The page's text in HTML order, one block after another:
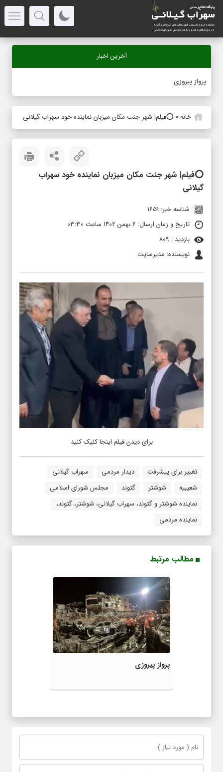
آخرین اخبار
-
خانه» ⭕️فیلم| شهر جنت مکان میزبان نماینده خود سهراب گیلانی
⭕️فیلم| شهر جنت مکان میزبان نماینده خود سهراب
گیلانی
شناسه خبر: 1651
تاریخ و زمان ارسال: 6 بهمن 1402 ساعت 03:30
بازدید : 809
نویسنده: مدیرسایت
برای دیدن فیلم اینجا کلیک کنید
تغییر برای پیشرفت دیدار مردمی
سهراب گیلانی
شعیبیه
شوشتر گتوند
مجلس شورای اسلامی
نماینده شوشتر و گتوند، سهراب گیلانی، شوشتر، گتوند،
نماینده مردمی
مطالب مرتبط
پرواز پیروزی